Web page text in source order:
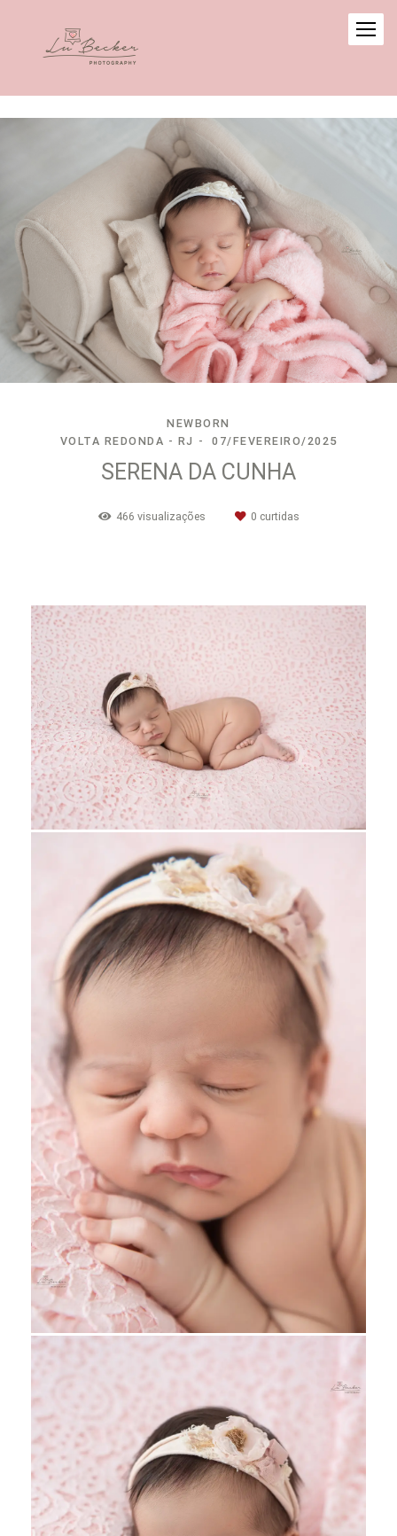
NEWBORN
VOLTA REDONDA - RJ
07/FEVEREIRO/2025
SERENA DA CUNHA
466 visualizações 0 curtidas